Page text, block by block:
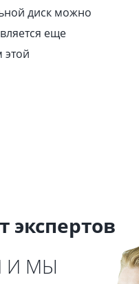
диск можно
еще
экспертов
И МЫ